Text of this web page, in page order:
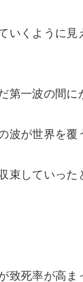
いくように見
第一波の間に
波が世界を覆
束していっ
致死率が高